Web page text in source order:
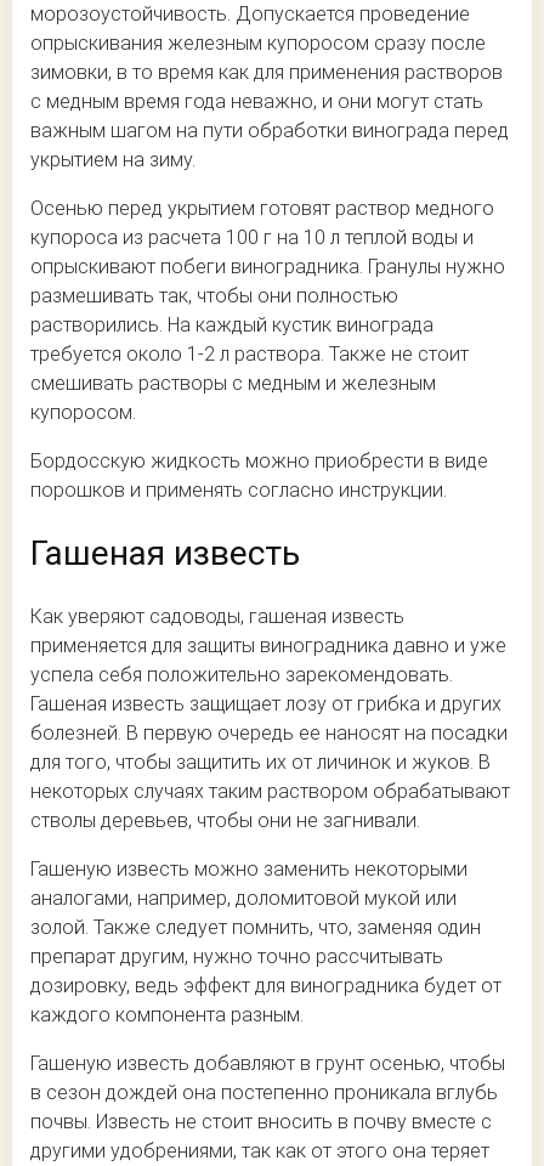
морозоустойчивость. Допускается проведение
опрыскивания железным купоросом сразу после
зимовки, в то время как для применения растворов
с медным время года неважно, и они могут стать
важным шагом на пути обработки винограда перед
укрытием на зиму.
Осенью перед укрытием готовят раствор медного
купороса из расчета 100 г на 10 л теплой воды и
опрыскивают побеги виноградника. Гранулы нужно
размешивать так, чтобы они полностью
растворились. На каждый кустик винограда
требуется около 1-2 л раствора. Также не стоит
смешивать растворы с медным и железным
купоросом.
Бордосскую жидкость можно приобрести в виде
порошков и применять согласно инструкции.
Гашеная известь
Как уверяют садоводы, гашеная известь
применяется для защиты виноградника давно и уже
успела себя положительно зарекомендовать.
Гашеная известь защищает лозу от грибка и других
болезней. В первую очередь ее наносят на посадки
для того, чтобы защитить их от личинок и жуков. В
некоторых случаях таким раствором обрабатывают
стволы деревьев, чтобы они не загнивали.
Гашеную известь можно заменить некоторыми
аналогами, например, доломитовой мукой или
золой. Также следует помнить, что, заменяя один
препарат другим, нужно точно рассчитывать
дозировку, ведь эффект для виноградника будет от
каждого компонента разным.
Гашеную известь добавляют в грунт осенью, чтобы
в сезон дождей она постепенно проникала вглубь
почвы. Известь не стоит вносить в почву вместе с
другими удобрениями, так как от этого она теряет